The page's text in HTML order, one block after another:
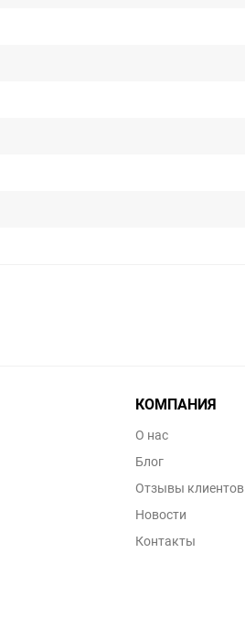
КОМПАНИЯ
О нас
Блог
Отзывы клиентов
Новости
Контакты